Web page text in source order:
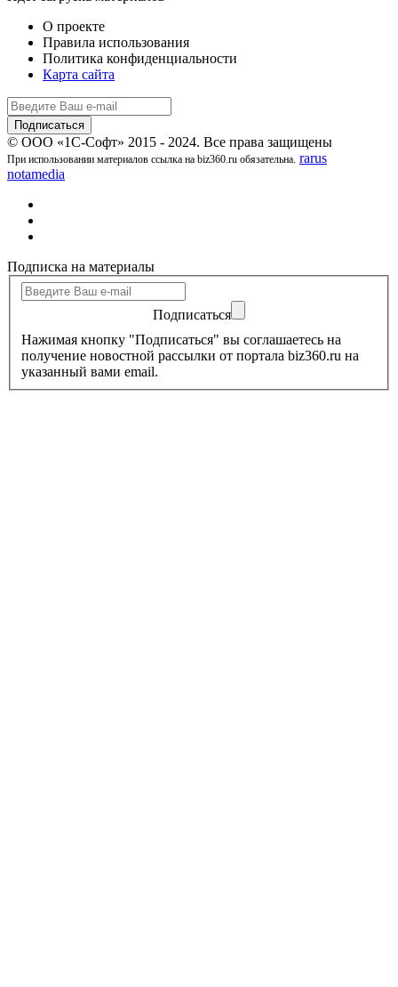
О проекте
Правила использования
Политика конфиденциальности
Карта сайта
© ООО «1С-Софт» 2015 - 2024. Все права защищены
При использовании материалов ссылка на biz360.ru обязательна. rarus
notamedia
Подписка на материалы
Подписаться
Нажимая кнопку "Подписаться" вы соглашаетесь на
получение новостной рассылки от портала biz360.ru на
указанный вами email.